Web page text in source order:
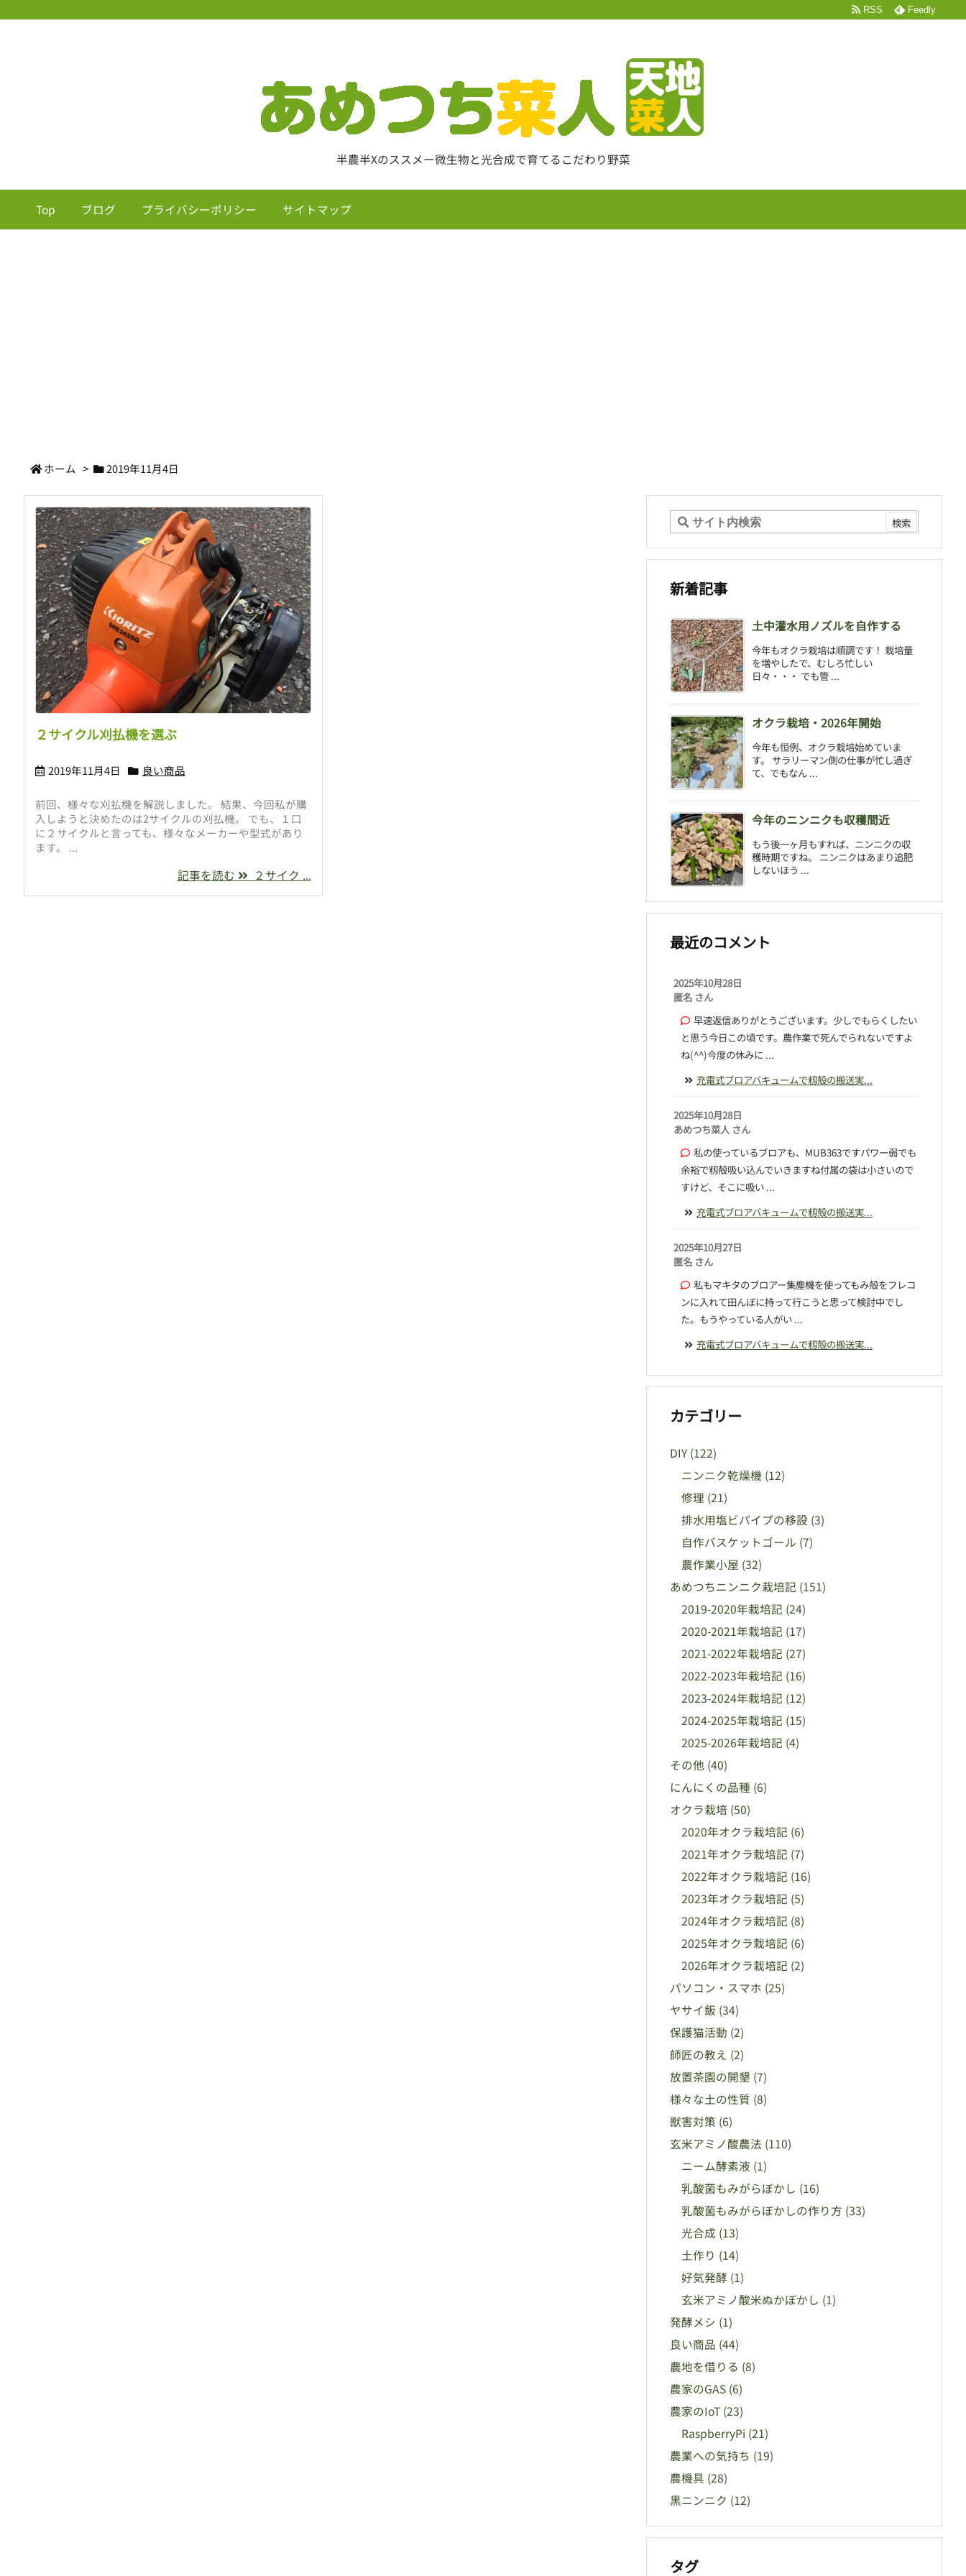
半農半Xのススメー微生物と光合成で育てるこだわり野菜
Top ブログ プライバシーポリシー サイトマップ
RSS Feedly
ホーム > 2019年11月4日
２サイクル刈払機を選ぶ
2019年11月4日 良い商品
前回、様々な刈払機を解説しました。 結果、今回私が購
入しようと決めたのは2サイクルの刈払機。 でも、１口
に２サイクルと言っても、様々なメーカーや型式があり
ます。 ...
記事を読む ２サイク ...
新着記事
土中灌水用ノズルを自作する
今年もオクラ栽培は順調です！ 栽培量
を増やしたで、むしろ忙しい
日々・・・ でも管 ...
オクラ栽培・2026年開始
今年も恒例、オクラ栽培始めていま
す。 サラリーマン側の仕事が忙し過ぎ
て、でもなん ...
今年のニンニクも収穫間近
もう後一ヶ月もすれば、ニンニクの収
穫時期ですね。 ニンニクはあまり追肥
しないほう ...
最近のコメント
2025年10月28日
匿名 さん
早速返信ありがとうございます。少しでもらくしたい
と思う今日この頃です。農作業で死んでられないですよ
ね(^^)今度の休みに ...
充電式ブロアバキュームで籾殻の搬送実...
2025年10月28日
あめつち菜人 さん
私の使っているブロアも、MUB363ですパワー弱でも
余裕で籾殻吸い込んでいきますね付属の袋は小さいので
すけど、そこに吸い ...
充電式ブロアバキュームで籾殻の搬送実...
2025年10月27日
匿名 さん
私もマキタのブロアー集塵機を使ってもみ殻をフレコ
ンに入れて田んぼに持って行こうと思って検討中でし
た。もうやっている人がい ...
充電式ブロアバキュームで籾殻の搬送実...
カテゴリー
DIY (122)
ニンニク乾燥機 (12)
修理 (21)
排水用塩ビパイプの移設 (3)
自作バスケットゴール (7)
農作業小屋 (32)
あめつちニンニク栽培記 (151)
2019-2020年栽培記 (24)
2020-2021年栽培記 (17)
2021-2022年栽培記 (27)
2022-2023年栽培記 (16)
2023-2024年栽培記 (12)
2024-2025年栽培記 (15)
2025-2026年栽培記 (4)
その他 (40)
にんにくの品種 (6)
オクラ栽培 (50)
2020年オクラ栽培記 (6)
2021年オクラ栽培記 (7)
2022年オクラ栽培記 (16)
2023年オクラ栽培記 (5)
2024年オクラ栽培記 (8)
2025年オクラ栽培記 (6)
2026年オクラ栽培記 (2)
パソコン・スマホ (25)
ヤサイ飯 (34)
保護猫活動 (2)
師匠の教え (2)
放置茶園の開墾 (7)
様々な土の性質 (8)
獣害対策 (6)
玄米アミノ酸農法 (110)
ニーム酵素液 (1)
乳酸菌もみがらぼかし (16)
乳酸菌もみがらぼかしの作り方 (33)
光合成 (13)
土作り (14)
好気発酵 (1)
玄米アミノ酸米ぬかぼかし (1)
発酵メシ (1)
良い商品 (44)
農地を借りる (8)
農家のGAS (6)
農家のIoT (23)
RaspberryPi (21)
農業への気持ち (19)
農機具 (28)
黒ニンニク (12)
タグ